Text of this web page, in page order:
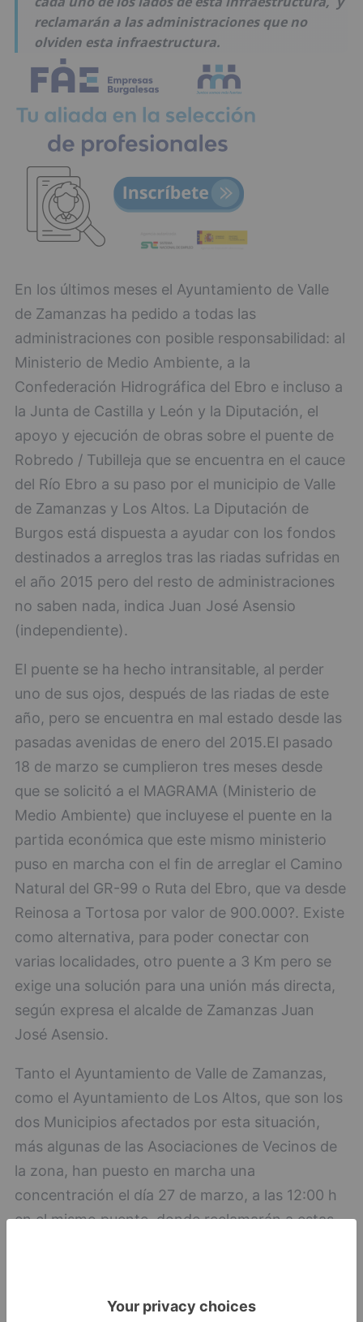
reclamarán a las administraciones que no
olviden esta infraestructura.
En los últimos meses el Ayuntamiento de Valle
de Zamanzas ha pedido a todas las
administraciones con posible responsabilidad: al
Ministerio de Medio Ambiente, a la
Confederación Hidrográfica del Ebro e incluso a
la Junta de Castilla y León y la Diputación, el
apoyo y ejecución de obras sobre el puente de
Robredo / Tubilleja que se encuentra en el cauce
del Río Ebro a su paso por el municipio de Valle
de Zamanzas y Los Altos. La Diputación de
Burgos está dispuesta a ayudar con los fondos
destinados a arreglos tras las riadas sufridas en
el año 2015 pero del resto de administraciones
no saben nada, indica Juan José Asensio
(independiente).
El puente se ha hecho intransitable, al perder
uno de sus ojos, después de las riadas de este
año, pero se encuentra en mal estado desde las
pasadas avenidas de enero del 2015.El pasado
18 de marzo se cumplieron tres meses desde
que se solicitó a el MAGRAMA (Ministerio de
Medio Ambiente) que incluyese el puente en la
partida económica que este mismo ministerio
puso en marcha con el fin de arreglar el Camino
Natural del GR-99 o Ruta del Ebro, que va desde
Reinosa a Tortosa por valor de 900.000?. Existe
como alternativa, para poder conectar con
varias localidades, otro puente a 3 Km pero se
exige una solución para una unión más directa,
según expresa el alcalde de Zamanzas Juan
José Asensio.
Tanto el Ayuntamiento de Valle de Zamanzas,
como el Ayuntamiento de Los Altos, que son los
dos Municipios afectados por esta situación,
más algunas de las Asociaciones de Vecinos de
la zona, han puesto en marcha una
concentración el día 27 de marzo, a las 12:00 h
en el mismo puente, donde reclamarán a estas